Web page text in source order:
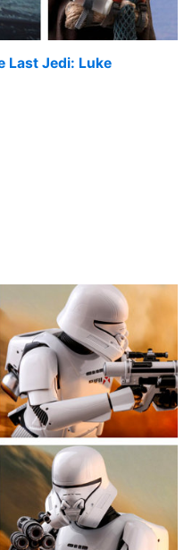
Last Jedi: Luke